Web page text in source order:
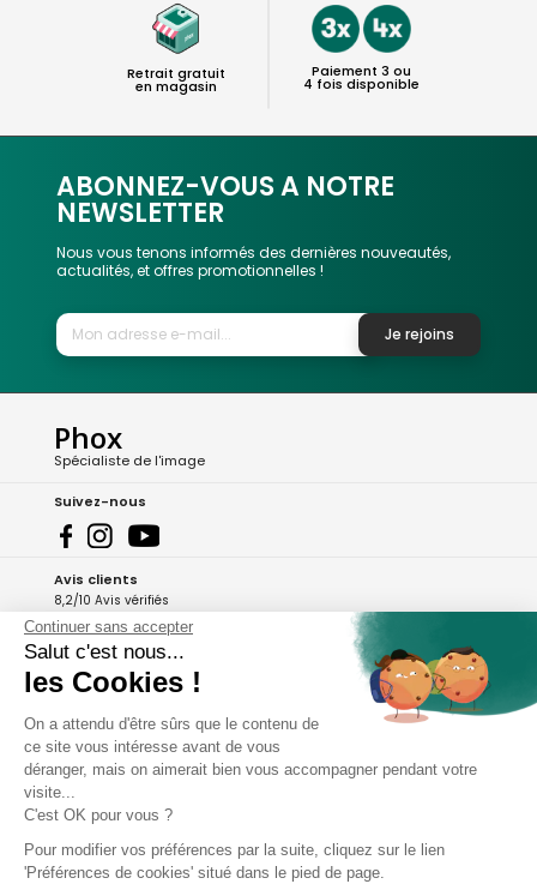
Retrait gratuit
en magasin
Paiement 3 ou
4 fois disponible
ABONNEZ-VOUS A NOTRE
NEWSLETTER
Nous vous tenons informés des dernières nouveautés,
actualités, et offres promotionnelles !
Je rejoins
Phox
Spécialiste de l'image
Suivez-nous
Avis clients
8,2/10 Avis vérifiés
L'Appli Phox
A propos de Phox
Services et garanties
Continuer sans accepter
Salut c'est nous...
les Cookies !
On a attendu d'être sûrs que le contenu de
ce site vous intéresse avant de vous
déranger, mais on aimerait bien vous accompagner pendant votre
visite...
C'est OK pour vous ?
Pour modifier vos préférences par la suite, cliquez sur le lien
'Préférences de cookies' situé dans le pied de page.